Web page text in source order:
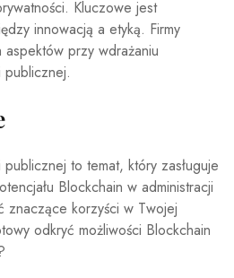
Kluczowe jest
innowacją a etyką. Firmy
przy wdrażaniu
publicznej.
to temat, który zasługuje
Blockchain w administracji
znaczące korzyści w Twojej
odkryć możliwości Blockchain